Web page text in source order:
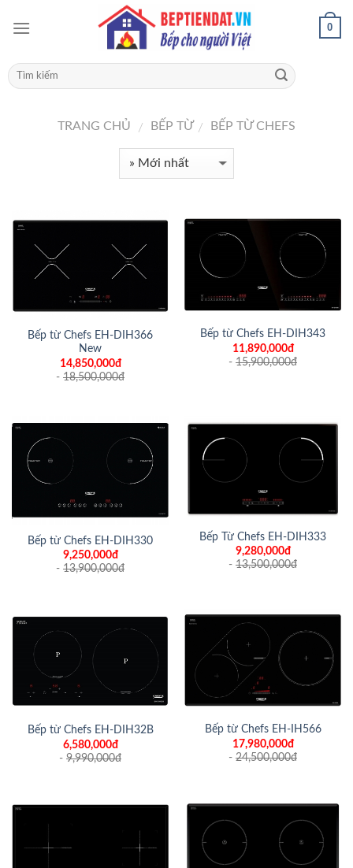
0
TRANG CHỦ / BẾP TỪ / BẾP TỪ CHEFS
Bếp từ Chefs EH-DIH366
New
14,850,000đ
- 18,500,000đ
Bếp từ Chefs EH-DIH343
11,890,000đ
- 15,900,000đ
Bếp từ Chefs EH-DIH330
9,250,000đ
- 13,900,000đ
Bếp Từ Chefs EH-DIH333
9,280,000đ
- 13,500,000đ
Bếp từ Chefs EH-DIH32B
6,580,000đ
- 9,990,000đ
Bếp từ Chefs EH-IH566
17,980,000đ
- 24,500,000đ